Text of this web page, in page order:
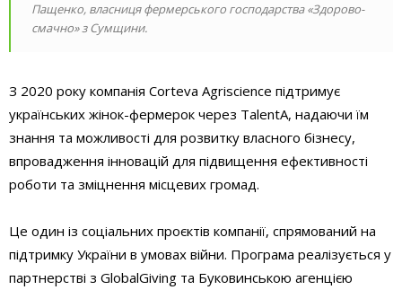
Пащенко, власниця фермерського господарства «Здорово-
смачно» з Сумщини.
З 2020 року компанія Corteva Agriscience підтримує
українських жінок-фермерок через TalentA, надаючи їм
знання та можливості для розвитку власного бізнесу,
впровадження інновацій для підвищення ефективності
роботи та зміцнення місцевих громад.
Це один із соціальних проєктів компанії, спрямований на
підтримку України в умовах війни. Програма реалізується у
партнерстві з GlobalGiving та Буковинською агенцією